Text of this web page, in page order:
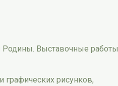
Родины. Выставочные работы
графических рисунков,